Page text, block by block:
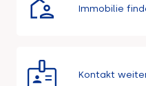
Immobilie
Kontakt